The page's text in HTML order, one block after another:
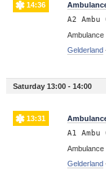
14:36
A2
Ambulance
Gelderland
Saturday 13:00 - 14:00
13:31
A1
Ambulance
Gelderland